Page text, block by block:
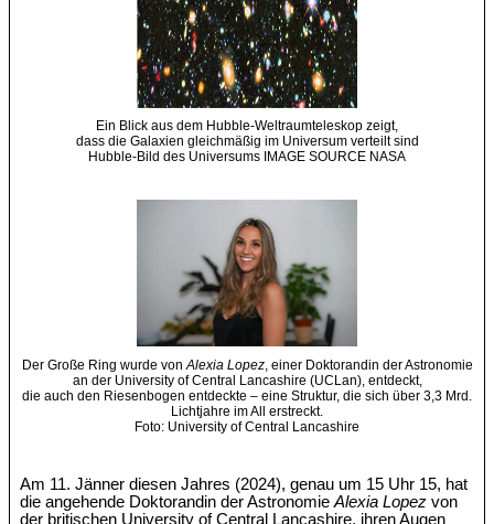
Ein Blick aus dem Hubble-Weltraumteleskop zeigt,
dass die Galaxien gleichmäßig im Universum verteilt sind
Hubble-Bild des Universums IMAGE SOURCE NASA
Der Große Ring wurde von Alexia Lopez, einer Doktorandin der Astronomie
an der University of Central Lancashire (UCLan), entdeckt,
die auch den Riesenbogen entdeckte – eine Struktur, die sich über 3,3 Mrd.
Lichtjahre im All erstreckt.
Foto: University of Central Lancashire
Am 11. Jänner diesen Jahres (2024), genau um 15 Uhr 15, hat
die angehende Doktorandin der AstronomieAlexia Lopez von
der britischen University of Central Lancashire, ihren Augen